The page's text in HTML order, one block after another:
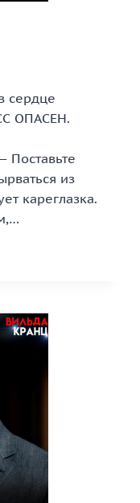
сердце
ОПАСЕН.
из
кареглазка.